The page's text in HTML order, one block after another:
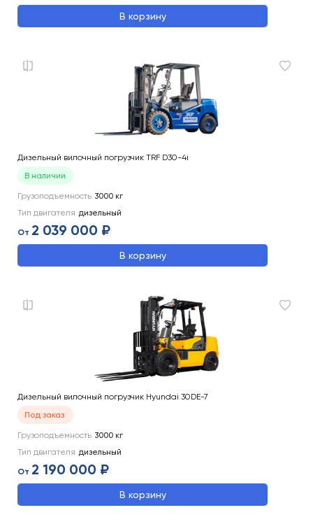
В корзину
Дизельный вилочный погрузчик TRF D30-4i
В наличии
Грузоподъемность 3000 кг
Тип двигателя дизельный
От 2 039 000 ₽
В корзину
Дизельный вилочный погрузчик Hyundai 30DE-7
Под заказ
Грузоподъемность 3000 кг
Тип двигателя дизельный
От 2 190 000 ₽
В корзину